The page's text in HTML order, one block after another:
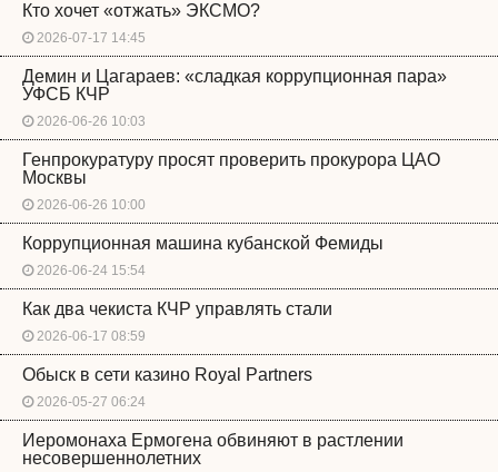
Кто хочет «отжать» ЭКСМО?
2026-07-17 14:45
Демин и Цагараев: «сладкая коррупционная пара»
УФСБ КЧР
2026-06-26 10:03
Генпрокуратуру просят проверить прокурора ЦАО
Москвы
2026-06-26 10:00
Коррупционная машина кубанской Фемиды
2026-06-24 15:54
Как два чекиста КЧР управлять стали
2026-06-17 08:59
Обыск в сети казино Royal Partners
2026-05-27 06:24
Иеромонаха Ермогена обвиняют в растлении
несовершеннолетних